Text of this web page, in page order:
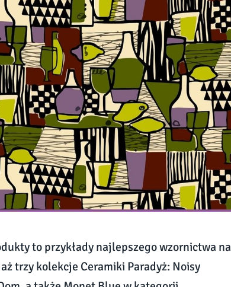
to przykłady najlepszego wzornictwa na
trzy kolekcje Ceramiki Paradyż: Noisy